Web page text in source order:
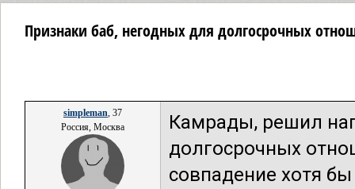
Признаки баб, негодных для долгосрочных
simpleman, 37
Россия, Москва
Камрады, решил
долгосрочных
совпадение хотя